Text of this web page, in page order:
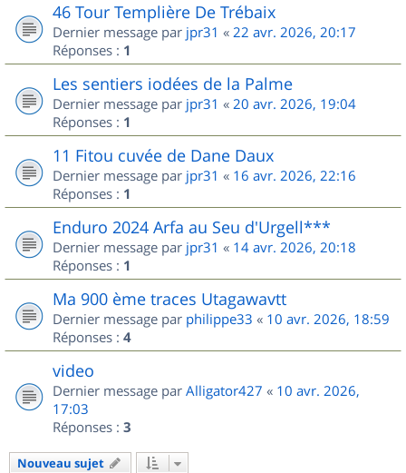
46 Tour Templière De Trébaix
Dernier message par jpr31 « 22 avr. 2026, 20:17
Réponses : 1
Les sentiers iodées de la Palme
Dernier message par jpr31 « 20 avr. 2026, 19:04
Réponses : 1
11 Fitou cuvée de Dane Daux
Dernier message par jpr31 « 16 avr. 2026, 22:16
Réponses : 1
Enduro 2024 Arfa au Seu d'Urgell***
Dernier message par jpr31 « 14 avr. 2026, 20:18
Réponses : 1
Ma 900 ème traces Utagawavtt
Dernier message par philippe33 « 10 avr. 2026, 18:59
Réponses : 4
video
Dernier message par Alligator427 « 10 avr. 2026,
17:03
Réponses : 3
Nouveau sujet